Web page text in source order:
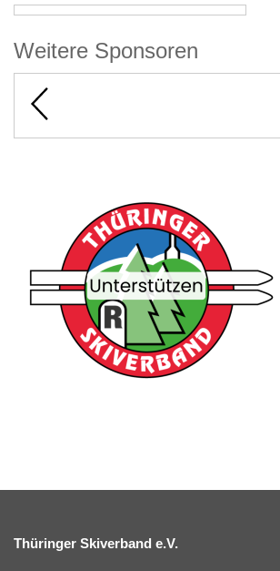
Weitere Sponsoren
Thüringer Skiverband e.V.